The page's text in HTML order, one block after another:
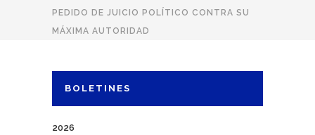
PEDIDO DE JUICIO POLÍTICO CONTRA SU
MÁXIMA AUTORIDAD
BOLETINES
2026